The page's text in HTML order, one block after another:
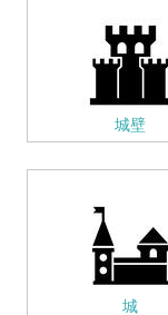
城壁
城